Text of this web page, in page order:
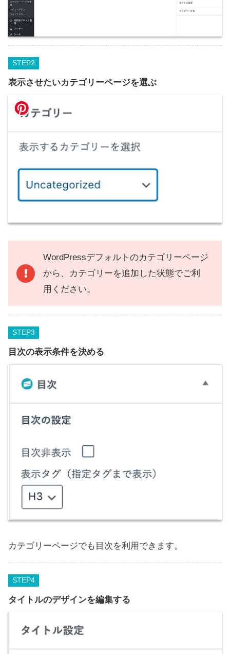
STEP
表示させたいカテゴリーページを選ぶ
WordPressデフォルトのカテゴリーページ
から、カテゴリーを追加した状態でご利
用ください。
STEP
目次の表示条件を決める
カテゴリーページでも目次を利用できます。
STEP
タイトルのデザインを編集する